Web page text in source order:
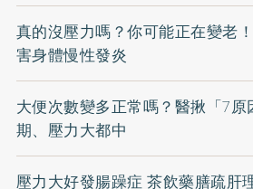
真的沒壓力嗎？你可能正在變老
害身體慢性發炎
大便次數變多正常嗎？醫揪「7
期、壓力大都中
壓力大好發腸躁症 茶飲藥膳疏肝